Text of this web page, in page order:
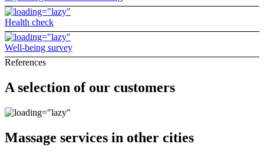
Health check
Well-being survey
References
A selection of our customers
Massage services in other cities